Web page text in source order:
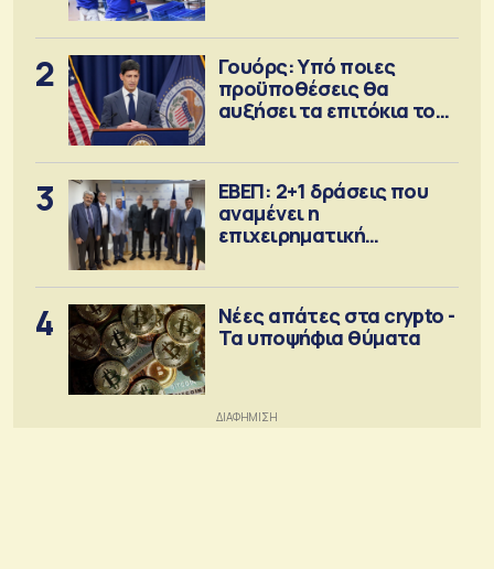
2
Γουόρς: Υπό ποιες
προϋποθέσεις θα
αυξήσει τα επιτόκια τον
3
ΕΒΕΠ: 2+1 δράσεις που
αναμένει η
επιχειρηματική
4
Νέες απάτες στα crypto -
Τα υποψήφια θύματα